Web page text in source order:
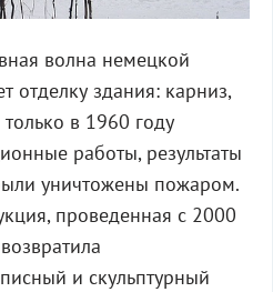
волна немецкой
отделку здания: карниз,
в 1960 году
работы, результаты
уничтожены пожаром.
проведенная с 2000
и скульптурный